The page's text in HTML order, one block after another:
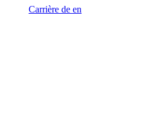
Carrière de en